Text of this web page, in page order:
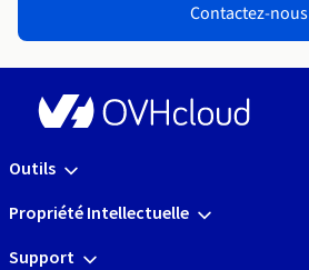
Contactez-nous
Outils
Propriété Intellectuelle
Support